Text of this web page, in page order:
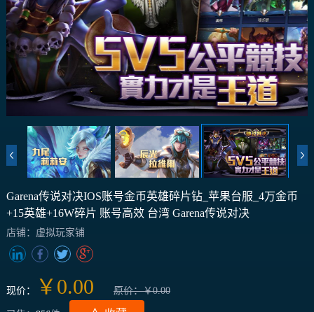
Garena传说对决IOS账号金币英雄碎片钻_苹果台服_4万金币
+15英雄+16W碎片 账号高效 台湾 Garena传说对决
店铺：虚拟玩家铺
现价： ￥0.00 原价：￥0.00